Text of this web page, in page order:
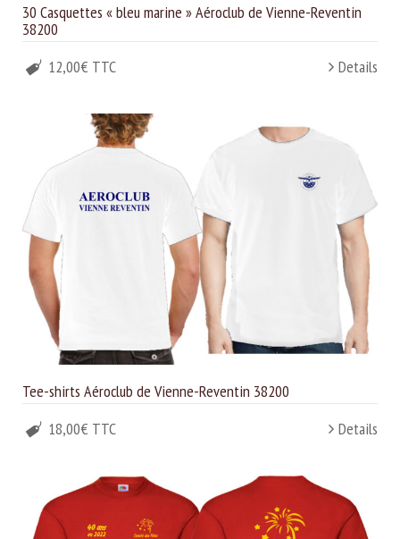
30 Casquettes « bleu marine » Aéroclub de Vienne-Reventin
38200
12,00€ TTC
Details
Tee-shirts Aéroclub de Vienne-Reventin 38200
18,00€ TTC
Details